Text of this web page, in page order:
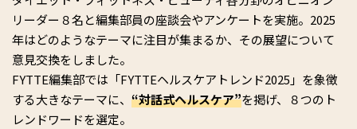
リーダー８名と編集部員の座談会やアンケートを実施。2025
年はどのようなテーマに注目が集まるか、その展望について
意見交換をしました。
FYTTE編集部では「FYTTEヘルスケアトレンド2025」を象徴
する大きなテーマに、 “対話式ヘルスケア”を掲げ、８つのト
レンドワードを選定。